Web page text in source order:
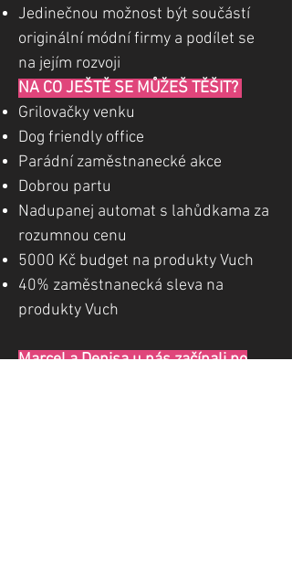
Jedinečnou možnost být součástí
originální módní firmy a podílet se
na jejím rozvoji
NA CO JEŠTĚ SE MŮŽEŠ TĚŠIT?
Grilovačky venku
Dog friendly office
Parádní zaměstnanecké akce
Dobrou partu
Nadupanej automat s lahůdkama za
rozumnou cenu
5000 Kč budget na produkty Vuch
40% zaměstnanecká sleva na
produkty Vuch
Marcel a Denisa u nás začínali po